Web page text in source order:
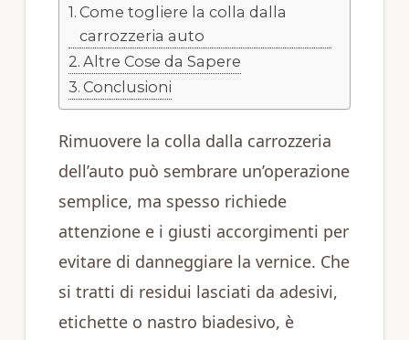
Come togliere la colla dalla
carrozzeria auto
Altre Cose da Sapere
Conclusioni
Rimuovere la colla dalla carrozzeria
dell’auto può sembrare un’operazione
semplice, ma spesso richiede
attenzione e i giusti accorgimenti per
evitare di danneggiare la vernice. Che
si tratti di residui lasciati da adesivi,
etichette o nastro biadesivo, è